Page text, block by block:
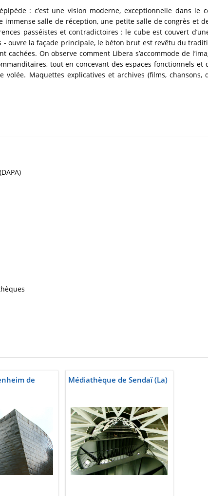
: c’est une vision moderne, exceptionnelle dans le
salle de réception, une petite salle de congrès et
passéistes et contradictoires : le cube est couvert
ouvre la façade principale, le béton brut est revêtu du
On observe comment Libera s’accommode de
tout en concevant des espaces fonctionnels
Maquettes explicatives et archives (films, chansons,
de
Médiathèque de Sendaï (La)